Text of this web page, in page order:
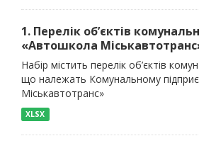
1. Перелік об’єктів
«Автошкола
Набір містить перелік об’єктів
що належать Комунальному
Міськавтотранс»
XLSX